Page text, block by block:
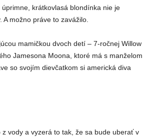
úprimne, krátkovlasá blondínka nie je
možno práve to zavážilo.
mamičkou dvoch detí – 7-ročnej Willow
Jamesona Moona, ktoré má s manželom
so svojím dievčatkom si americká diva
z vody a vyzerá to tak, že sa bude uberať v